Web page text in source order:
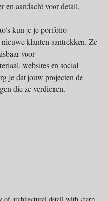
en aandacht voor detail.
kun je je portfolio
klanten aantrekken. Ze
voor
websites en social
je dat jouw projecten de
die ze verdienen.
of architectural detail with sharp